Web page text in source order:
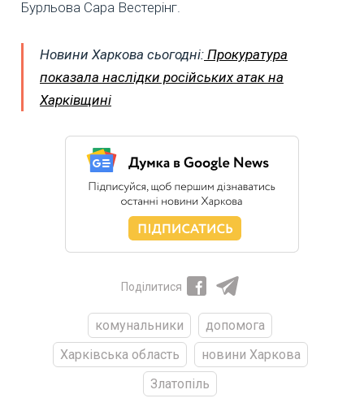
Бурльова Сара Вестерінг.
Новини Харкова сьогодні: Прокуратура
показала наслідки російських атак на
Харківщині
Поділитися
комунальники
допомога
Харківська область
новини Харкова
Златопіль